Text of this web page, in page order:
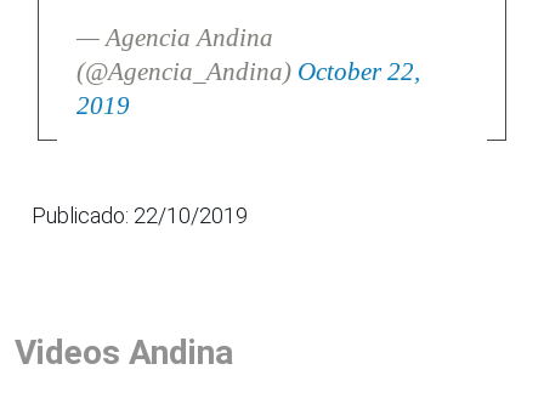
— Agencia Andina
(@Agencia_Andina) October 22,
2019
Publicado: 22/10/2019
Videos Andina